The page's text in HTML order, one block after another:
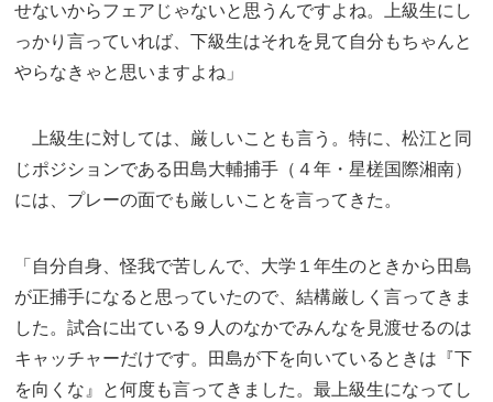
せないからフェアじゃないと思うんですよね。上級生にし
っかり言っていれば、下級生はそれを見て自分もちゃんと
やらなきゃと思いますよね」
上級生に対しては、厳しいことも言う。特に、松江と同
じポジションである田島大輔捕手（４年・星槎国際湘南）
には、プレーの面でも厳しいことを言ってきた。
「自分自身、怪我で苦しんで、大学１年生のときから田島
が正捕手になると思っていたので、結構厳しく言ってきま
した。試合に出ている９人のなかでみんなを見渡せるのは
キャッチャーだけです。田島が下を向いているときは『下
を向くな』と何度も言ってきました。最上級生になってし